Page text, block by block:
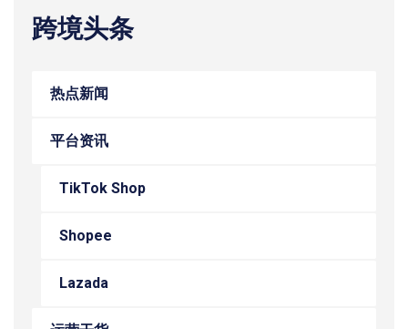
跨境头条
热点新闻
平台资讯
TikTok Shop
Shopee
Lazada